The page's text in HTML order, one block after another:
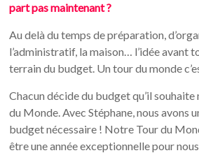
part pas maintenant ?
Au delà du temps de préparation,
l’administratif, la maison… l’idée avant
terrain du budget. Un tour du monde
Chacun décide du budget qu’il
du Monde. Avec Stéphane, nous avons
budget nécessaire ! Notre Tour du
être une année exceptionnelle pour